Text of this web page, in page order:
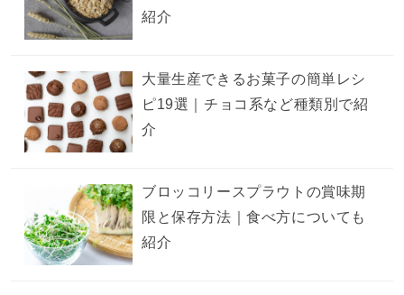
紹介
大量生産できるお菓子の簡単レシ
ピ19選｜チョコ系など種類別で紹
介
ブロッコリースプラウトの賞味期
限と保存方法｜食べ方についても
紹介